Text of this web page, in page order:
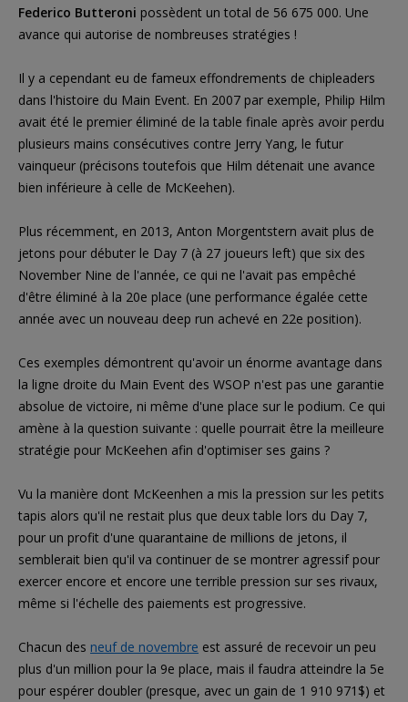
Federico Butteroni possèdent un total de 56 675 000. Une
avance qui autorise de nombreuses stratégies !
Il y a cependant eu de fameux effondrements de chipleaders
dans l'histoire du Main Event. En 2007 par exemple, Philip Hilm
avait été le premier éliminé de la table finale après avoir perdu
plusieurs mains consécutives contre Jerry Yang, le futur
vainqueur (précisons toutefois que Hilm détenait une avance
bien inférieure à celle de McKeehen).
Plus récemment, en 2013, Anton Morgentstern avait plus de
jetons pour débuter le Day 7 (à 27 joueurs left) que six des
November Nine de l'année, ce qui ne l'avait pas empêché
d'être éliminé à la 20e place (une performance égalée cette
année avec un nouveau deep run achevé en 22e position).
Ces exemples démontrent qu'avoir un énorme avantage dans
la ligne droite du Main Event des WSOP n'est pas une garantie
absolue de victoire, ni même d'une place sur le podium. Ce qui
amène à la question suivante : quelle pourrait être la meilleure
stratégie pour McKeehen afin d'optimiser ses gains ?
Vu la manière dont McKeenhen a mis la pression sur les petits
tapis alors qu'il ne restait plus que deux table lors du Day 7,
pour un profit d'une quarantaine de millions de jetons, il
semblerait bien qu'il va continuer de se montrer agressif pour
exercer encore et encore une terrible pression sur ses rivaux,
même si l'échelle des paiements est progressive.
Chacun des neuf de novembre est assuré de recevoir un peu
plus d'un million pour la 9e place, mais il faudra atteindre la 5e
pour espérer doubler (presque, avec un gain de 1 910 971$) et